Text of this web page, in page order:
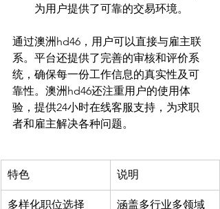
为用户提供了可靠的交易环境。
通过澳洲hd46，用户可以直接与雇主联
系。平台还提供了完善的审核和评价系
统，确保每一份工作信息的真实性及可
靠性。澳洲hd46还注重用户的使用体
验，提供24小时在线客服支持，为求职
特色 说明
多样化职位选择
涵盖多行业多领域